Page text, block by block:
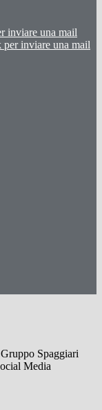
inviare una mail
inviare una mail
Spaggiari
Media